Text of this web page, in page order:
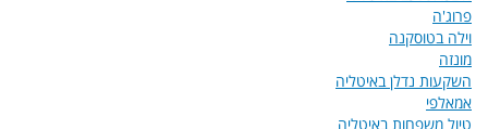
פרוג'ה
וילה בטוסקנה
מונזה
השקעות נדלן באיטליה
אמאלפי
טיול משפחות באיטליה